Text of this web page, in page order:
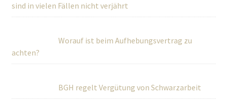
sind in vielen Fällen nicht verjährt
Worauf ist beim Aufhebungsvertrag zu
achten?
BGH regelt Vergütung von Schwarzarbeit